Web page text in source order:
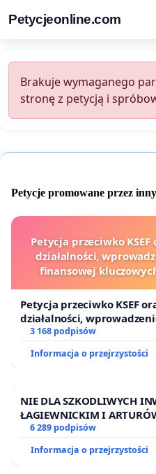
Petycjeonline.com
Brakuje wymaganego
stronę z petycją i
Petycje promowane przez
Petycja przeciwko
działalności,
finansowej
Petycja przeciwko KSEF
działalności,
finansowej kluczowych
3 168 podpisów
Informacja o przejrzystości
NIE DLA SZKODLIWYCH
ŁAGIEWNICKIM I
6 289 podpisów
Informacja o przejrzystości